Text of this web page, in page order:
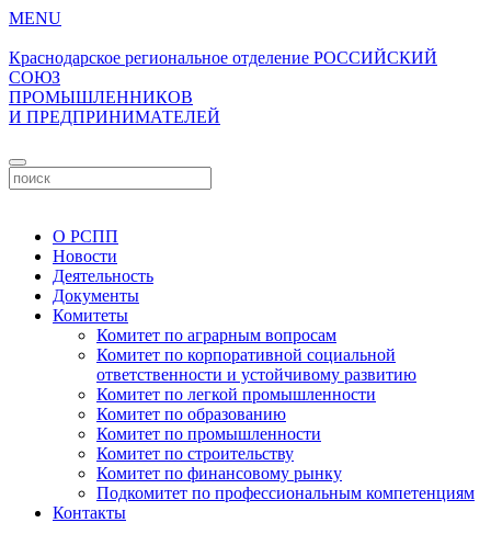
MENU
Краснодарское региональное отделение РОССИЙСКИЙ
СОЮЗ
ПРОМЫШЛЕННИКОВ
И ПРЕДПРИНИМАТЕЛЕЙ
О РСПП
Новости
Деятельность
Документы
Комитеты
Комитет по аграрным вопросам
Комитет по корпоративной социальной
ответственности и устойчивому развитию
Комитет по легкой промышленности
Комитет по образованию
Комитет по промышленности
Комитет по строительству
Комитет по финансовому рынку
Подкомитет по профессиональным компетенциям
Контакты